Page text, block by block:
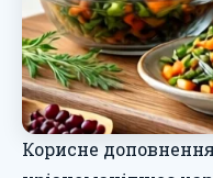
Корисне